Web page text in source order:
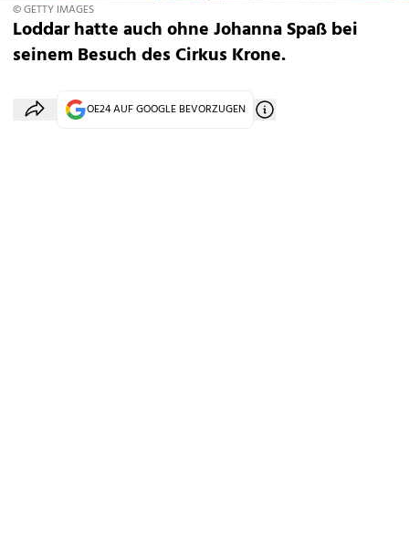
© GETTY IMAGES
Loddar hatte auch ohne Johanna Spaß bei
seinem Besuch des Cirkus Krone.
OE24 AUF GOOGLE BEVORZUGEN